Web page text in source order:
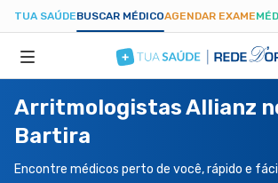
TUA SAÚDEBUSCAR MÉDICOAGENDAR EXAME
ESPECIALIDADES
HOSPITAIS
Arritmologistas Allianz
Bartira
Encontre médicos perto de você, rápido e